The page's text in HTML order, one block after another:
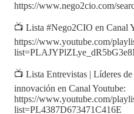
https://www.nego2cio.com/
📺 Lista #Nego2CIO en Canal
https://www.youtube.com/
📺 Lista Entrevistas | Líderes
innovación en Canal Youtube:
https://www.youtube.com/
list=PL4387D673471C416E